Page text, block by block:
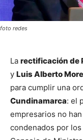
foto redes
La rectificación de
y Luis Alberto
para cumplir una
Cundinamarca: el
empresarios no
condenados por